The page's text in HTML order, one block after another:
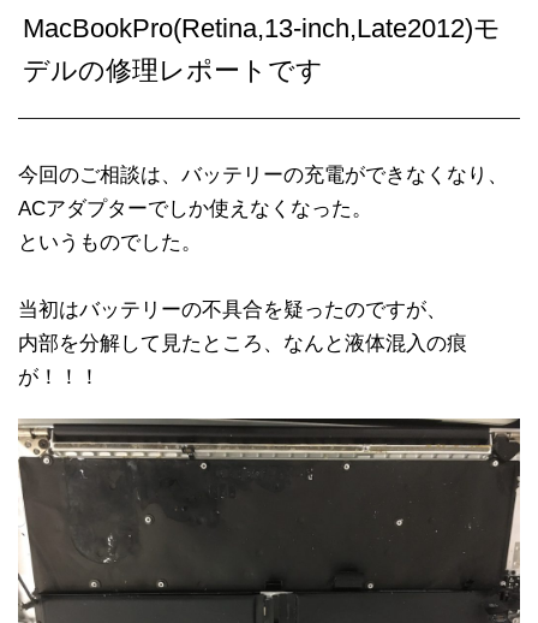
MacBookPro(Retina,13-inch,Late2012)モ
デルの修理レポートです
今回のご相談は、バッテリーの充電ができなくなり、
ACアダプターでしか使えなくなった。
というものでした。
当初はバッテリーの不具合を疑ったのですが、
内部を分解して見たところ、なんと液体混入の痕
が！！！